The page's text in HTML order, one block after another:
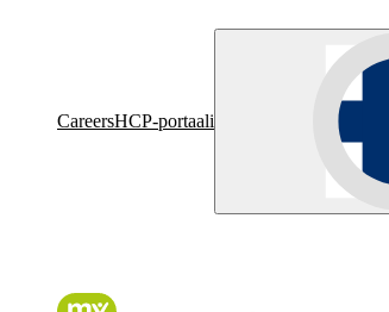
CareersHCP-portaali